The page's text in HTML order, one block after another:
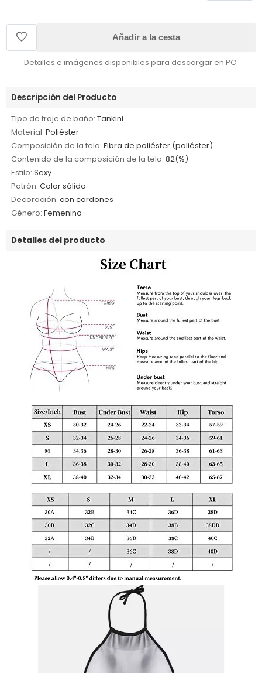
Añadir a la cesta
Detalles e imágenes disponibles para descargar en PC.
Descripción del Producto
Tipo de traje de baño: Tankini
Material: Poliéster
Composición de la tela: Fibra de poliéster (poliéster)
Contenido de la composición de la tela: 82(%)
Estilo: Sexy
Patrón: Color sólido
Decoración: con cordones
Género: Femenino
Detalles del producto